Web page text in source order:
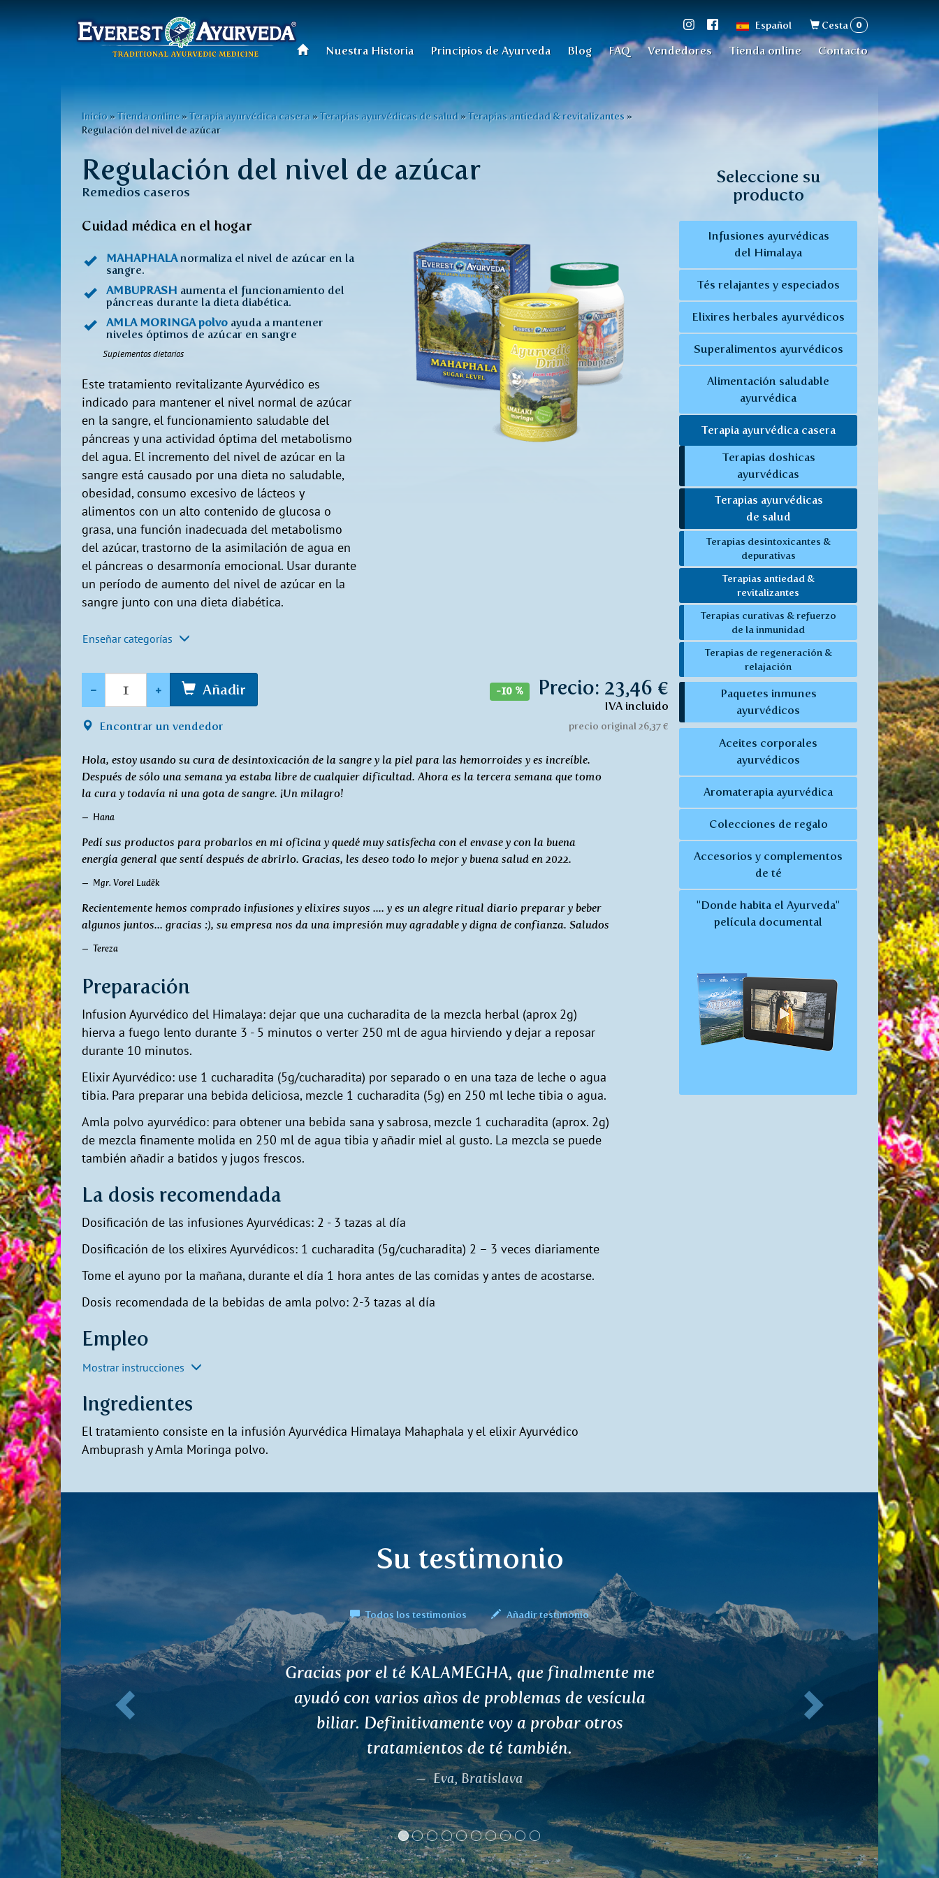
Español
Formulario
de
búsqueda
Cesta 0
Menú
principal
Nuestra Historia Principios de Ayurveda Blog FAQ Vendedores Tienda online Contacto
Usted
está
aquí
Inicio »Tienda online »Terapia ayurvédica casera »Terapias ayurvédicas de salud »Terapias antiedad & revitalizantes »
Regulación del nivel de azúcar
Regulación del nivel de azúcar
Remedios caseros
Cuidad médica en el hogar
MAHAPHALAnormaliza el nivel de azúcar en la
sangre.
AMBUPRASH aumenta el funcionamiento del
páncreas durante la dieta diabética.
AMLA MORINGA polvo ayuda a mantener
niveles óptimos de azúcar en sangre
Suplementos dietarios
Este tratamiento revitalizante Ayurvédico es
indicado para mantener el nivel normal de azúcar
en la sangre, el funcionamiento saludable del
páncreas y una actividad óptima del metabolismo
del agua. El incremento del nivel de azúcar en la
sangre está causado por una dieta no saludable,
obesidad, consumo excesivo de lácteos y
alimentos con un alto contenido de glucosa o
grasa, una función inadecuada del metabolismo
del azúcar, trastorno de la asimilación de agua en
el páncreas o desarmonía emocional. Usar durante
un período de aumento del nivel de azúcar en la
sangre junto con una dieta diabética.
Enseñar categorías
- + Añadir
Encontrar un vendedor
-10 % Precio: 23,46 €
IVA incluido
precio original 26,37 €
Hola, estoy usando su cura de desintoxicación de la sangre y la piel para las hemorroides y es increíble.
Después de sólo una semana ya estaba libre de cualquier dificultad. Ahora es la tercera semana que tomo
la cura y todavía ni una gota de sangre. ¡Un milagro!
Hana
Pedí sus productos para probarlos en mi oficina y quedé muy satisfecha con el envase y con la buena
energía general que sentí después de abrirlo. Gracias, les deseo todo lo mejor y buena salud en 2022.
Mgr. Vorel Luděk
Recientemente hemos comprado infusiones y elixires suyos .... y es un alegre ritual diario preparar y beber
algunos juntos... gracias :), su empresa nos da una impresión muy agradable y digna de confianza. Saludos
Tereza
Preparación
Infusion Ayurvédico del Himalaya: dejar que una cucharadita de la mezcla herbal (aprox 2g)
hierva a fuego lento durante 3 - 5 minutos o verter 250 ml de agua hirviendo y dejar a reposar
durante 10 minutos.
Elixir Ayurvédico: use 1 cucharadita (5g/cucharadita) por separado o en una taza de leche o agua
tibia. Para preparar una bebida deliciosa, mezcle 1 cucharadita (5g) en 250 ml leche tibia o agua.
Amla polvo ayurvédico: para obtener una bebida sana y sabrosa, mezcle 1 cucharadita (aprox. 2g)
de mezcla finamente molida en 250 ml de agua tibia y añadir miel al gusto. La mezcla se puede
también añadir a batidos y jugos frescos.
La dosis recomendada
Dosificación de las infusiones Ayurvédicas: 2 - 3 tazas al día
Dosificación de los elixires Ayurvédicos: 1 cucharadita (5g/cucharadita) 2 – 3 veces diariamente
Tome el ayuno por la mañana, durante el día 1 hora antes de las comidas y antes de acostarse.
Dosis recomendada de la bebidas de amla polvo: 2-3 tazas al día
Empleo
Mostrar instrucciones
Ingredientes
El tratamiento consiste en la infusión Ayurvédica Himalaya Mahaphala y el elixir Ayurvédico
Ambuprash y Amla Moringa polvo.
Seleccione su
producto
Infusiones ayurvédicas
del Himalaya
Tés relajantes y especiados
Elixires herbales ayurvédicos
Superalimentos ayurvédicos
Alimentación saludable
ayurvédica
Terapia ayurvédica casera
Terapias doshicas
ayurvédicas
Terapias ayurvédicas
de salud
Terapias desintoxicantes &
depurativas
Terapias antiedad &
revitalizantes
Terapias curativas & refuerzo
de la inmunidad
Terapias de regeneración &
relajación
Paquetes inmunes
ayurvédicos
Aceites corporales
ayurvédicos
Aromaterapia ayurvédica
Colecciones de regalo
Accesorios y complementos
de té
"Donde habita el Ayurveda"
película documental
Su testimonio
Todos los testimonios Añadir testimonio
Gran satisfacción. Resuelvo todos los problemas de
salud con la ayuda de tés. Los resultados más
notables los he obtenido tomando té SHATAWARI,
que me ha ayudado con los quistes, y té RANJAKA
para la formación de la sangre y los niveles de hierro.
En menos de un mes, mis valores de donación de
sangre se ajustaron de 123 a 136. No me canso de
tomar estos tés.
Anterior Siguiente